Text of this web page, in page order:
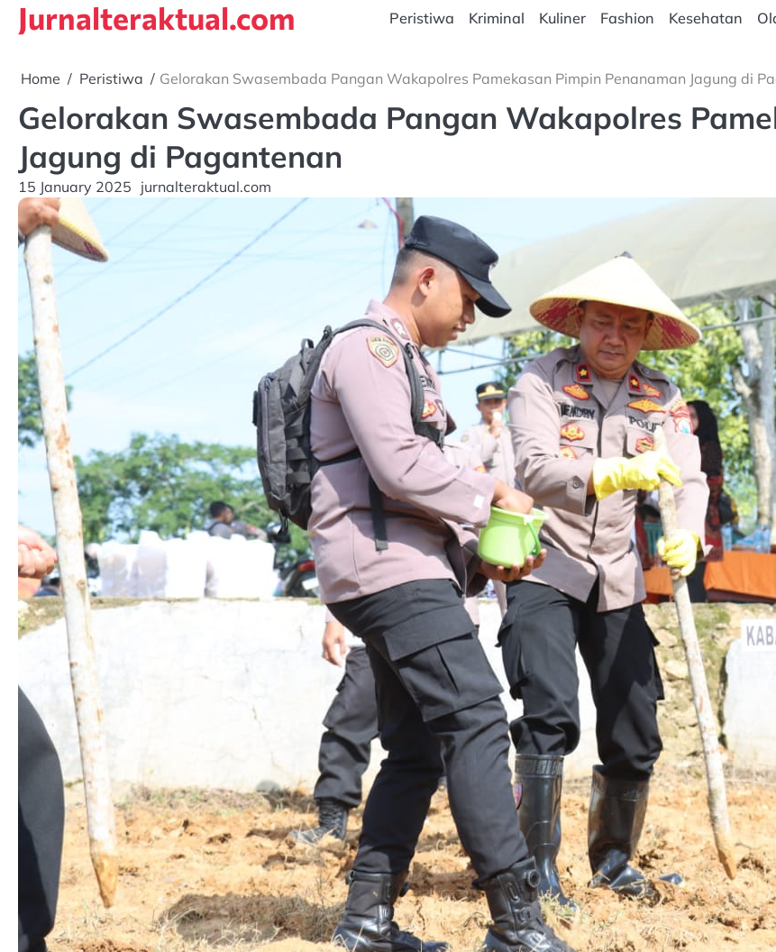
SkipJurnalteraktual.com Peristiwa Kriminal Kuliner Fashion Kesehatan
Home Peristiwa Gelorakan Swasembada Pangan Wakapolres Pamekasan Pimpin Penanaman Jagung di
Gelorakan Swasembada Pangan Wakapolres
Jagung di Pagantenan
15 January 2025 jurnalteraktual.com